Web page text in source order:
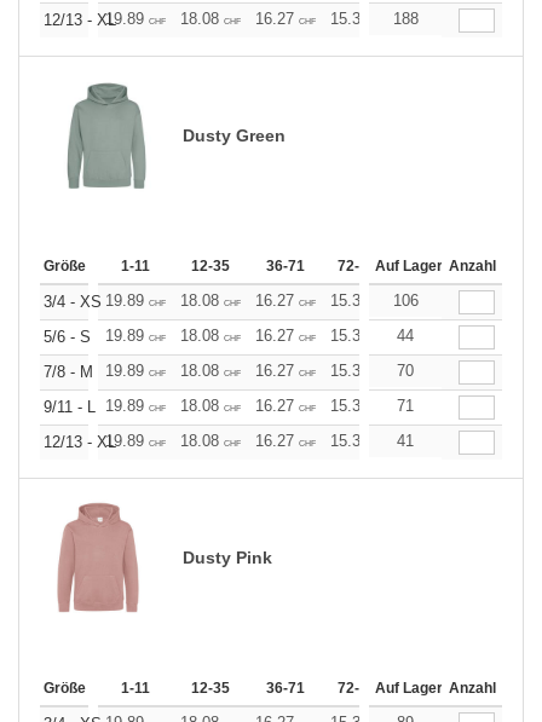
12/13 - XL19.89 CHF 18.08 CHF 16.27 CHF 15.37 14.46
188
Dusty Green
Größe 1-11 12-35 36-71 72-143 144-287 288 +
Auf Lager Anzahl
3/4 - XS 19.89 CHF 18.08 CHF 16.27 CHF 15.37 14.46
106
5/6 - S
19.89 CHF 18.08 CHF 16.27 CHF 15.37 14.46
44
7/8 - M
19.89 CHF 18.08 CHF 16.27 CHF 15.37 14.46
70
9/11 - L 19.89 CHF 18.08 CHF 16.27 CHF 15.37 14.46
71
12/13 - XL19.89 CHF 18.08 CHF 16.27 CHF 15.37 14.46
41
Dusty Pink
Größe 1-11 12-35 36-71 72-143 144-287 288 +
Auf Lager Anzahl